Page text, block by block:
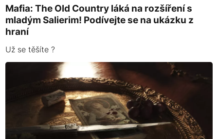
Mafia: The Old Country láká na rozšíření s
mladým Salierim! Podívejte se na ukázku z
hraní
Už se těšíte ?